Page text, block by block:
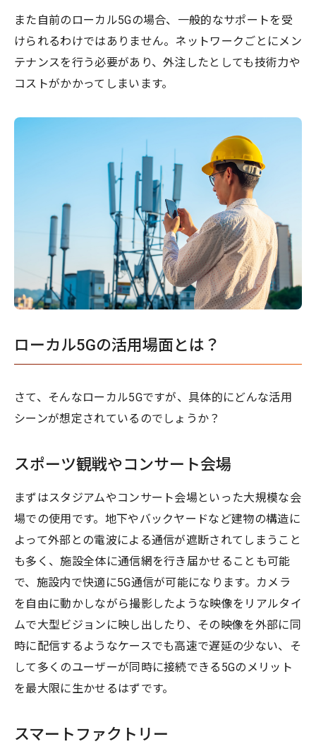
また自前のローカル5Gの場合、一般的なサポートを受
けられるわけではありません。ネットワークごとにメン
テナンスを行う必要があり、外注したとしても技術力や
コストがかかってしまいます。
ローカル5Gの活用場面とは？
さて、そんなローカル5Gですが、具体的にどんな活用
シーンが想定されているのでしょうか？
スポーツ観戦やコンサート会場
まずはスタジアムやコンサート会場といった大規模な会
場での使用です。地下やバックヤードなど建物の構造に
よって外部との電波による通信が遮断されてしまうこと
も多く、施設全体に通信網を行き届かせることも可能
で、施設内で快適に5G通信が可能になります。カメラ
を自由に動かしながら撮影したような映像をリアルタイ
ムで大型ビジョンに映し出したり、その映像を外部に同
時に配信するようなケースでも高速で遅延の少ない、そ
して多くのユーザーが同時に接続できる5Gのメリット
を最大限に生かせるはずです。
スマートファクトリー